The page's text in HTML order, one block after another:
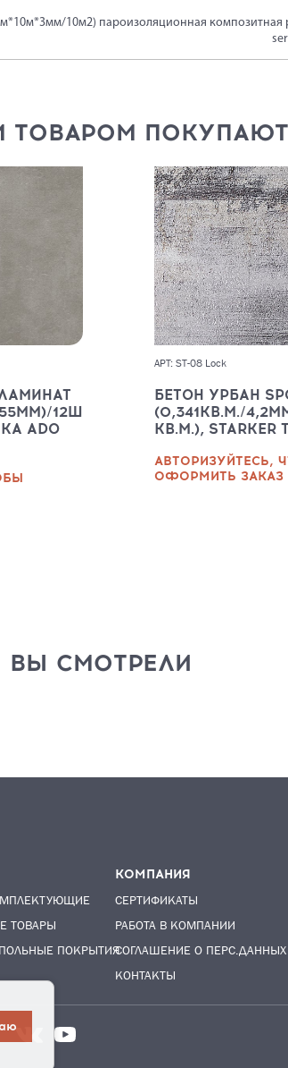
10м2) пароизоляционная композитная
ТОВАРОМ ПОКУПАЮТ
ЛАМИНАТ
12Ш
ADO
АРТ: ST-08 Lock
БЕТОН УРБАН
(0,341КВ.М./
КВ.М.), STARKER
АВТОРИЗУЙТЕСЬ,
ОФОРМИТЬ ЗАКАЗ
ВЫ СМОТРЕЛИ
ТОВАРЫ
ПОКРЫТИЯ
КОМПАНИЯ
СЕРТИФИКАТЫ
РАБОТА В КОМПАНИИ
СОГЛАШЕНИЕ О ПЕРС.ДАННЫХ
КОНТАКТЫ